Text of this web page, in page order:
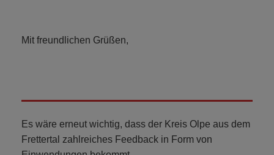
Mit freundlichen Grüßen,
Es wäre erneut wichtig, dass der Kreis Olpe aus dem
Frettertal zahlreiches Feedback in Form von